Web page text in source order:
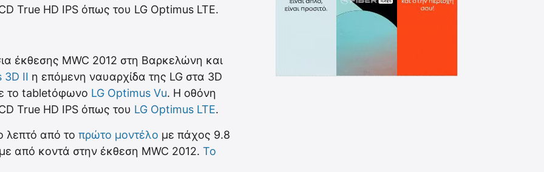
True HD IPS όπως του LG Optimus LTE.
έκθεσης MWC 2012 στη Βαρκελώνη και
3D II η επόμενη ναυαρχίδα της LG στα 3D
το tabletόφωνο LG Optimus Vu. Η οθόνη
True HD IPS όπως του LG Optimus LTE.
λεπτό από το πρώτο μοντέλο με πάχος 9.8
από κοντά στην έκθεση MWC 2012. Το